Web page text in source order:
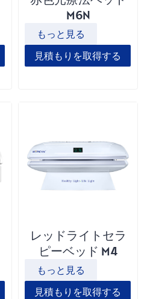
M6N
もっと見る
見積もりを取得する
レッドライトセラ
ピーベッド M4
もっと見る
見積もりを取得する